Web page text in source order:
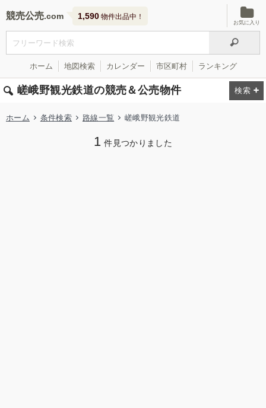
競売公売 1,590 物件出品中！
お気に入り
ホーム 地図検索 カレンダー 市区町村 ランキング
嵯峨野観光鉄道の競売＆公売物件
ホーム 条件検索 路線一覧 嵯峨野観光鉄道
1 件見つかりました